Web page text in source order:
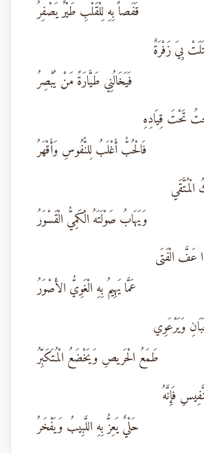
قَفَصاً بِهِ لِلْقَلْبِ طَيْرٌ يَصْفِرُ
بِيَ زَفْرَةٌ
فَيَخَالُنِي طَيَّارَةً مَنْ يُبْصِرُ
تَحْتَ قِيَادِهِ
فَالْحُبُّ أَغْلَبُ لِلنُّفُوسِ وَأَقْهَرُ
الْمُتَّقَي
وَيَهَابُ صَوْلَتَهُ الْكَمِيُّ الْقَسْوَرُ
عَفَّ الْفَتَى
عَمَّا يَهِيمُ بِهِ الْغَوِيُّ الأَصْوَرُ
وَيَرْعَوِي
طَمَعُ الْحَريصِ وَيَخْضَعُ الْمُتَكَبِّرُ
فَإِنَّهُ
حَلْيٌ يَعِزُّ بِهِ اللَّبِيبُ وَيَفْخَرُ